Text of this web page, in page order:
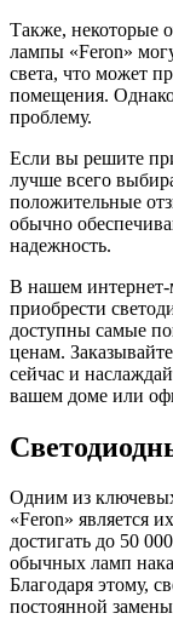
Также, некоторые
лампы «Feron»
света, что может
помещения.
проблему.
Если вы решите
лучше всего
положительные
обычно
надежность.
В нашем интернет-
приобрести
доступны самые
ценам.
сейчас и
вашем доме или
Одним из
«Feron» является
достигать до 50
обычных ламп
Благодаря этому,
постоянной